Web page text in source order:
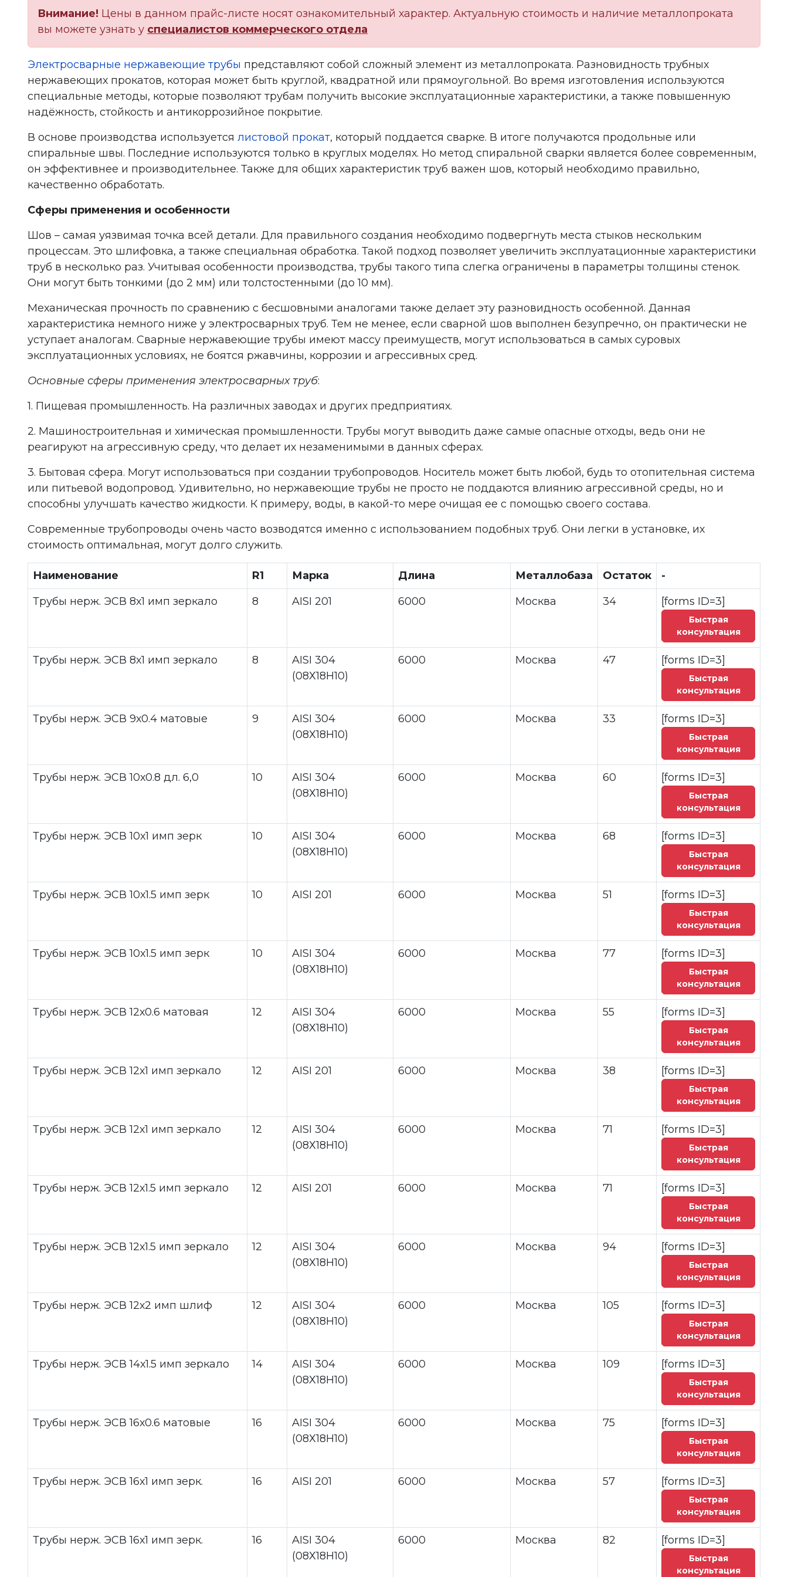
Внимание! Цены в данном прайс-листе носят ознакомительный характер. Актуальную стоимость и наличие металлопроката
вы можете узнать у специалистов коммерческого отдела
Электросварные нержавеющие трубы представляют собой сложный элемент из металлопроката. Разновидность трубных
нержавеющих прокатов, которая может быть круглой, квадратной или прямоугольной. Во время изготовления используются
специальные методы, которые позволяют трубам получить высокие эксплуатационные характеристики, а также повышенную
надёжность, стойкость и антикоррозийное покрытие.
В основе производства используется листовой прокат, который поддается сварке. В итоге получаются продольные или
спиральные швы. Последние используются только в круглых моделях. Но метод спиральной сварки является более современным,
он эффективнее и производительнее. Также для общих характеристик труб важен шов, который необходимо правильно,
качественно обработать.
Сферы применения и особенности
Шов – самая уязвимая точка всей детали. Для правильного создания необходимо подвергнуть места стыков нескольким
процессам. Это шлифовка, а также специальная обработка. Такой подход позволяет увеличить эксплуатационные характеристики
труб в несколько раз. Учитывая особенности производства, трубы такого типа слегка ограничены в параметры толщины стенок.
Они могут быть тонкими (до 2 мм) или толстостенными (до 10 мм).
Механическая прочность по сравнению с бесшовными аналогами также делает эту разновидность особенной. Данная
характеристика немного ниже у электросварных труб. Тем не менее, если сварной шов выполнен безупречно, он практически не
уступает аналогам. Сварные нержавеющие трубы имеют массу преимуществ, могут использоваться в самых суровых
эксплуатационных условиях, не боятся ржавчины, коррозии и агрессивных сред.
Основные сферы применения электросварных труб:
1. Пищевая промышленность. На различных заводах и других предприятиях.
2. Машиностроительная и химическая промышленности. Трубы могут выводить даже самые опасные отходы, ведь они не
реагируют на агрессивную среду, что делает их незаменимыми в данных сферах.
3. Бытовая сфера. Могут использоваться при создании трубопроводов. Носитель может быть любой, будь то отопительная система
или питьевой водопровод. Удивительно, но нержавеющие трубы не просто не поддаются влиянию агрессивной среды, но и
способны улучшать качество жидкости. К примеру, воды, в какой-то мере очищая ее с помощью своего состава.
Современные трубопроводы очень часто возводятся именно с использованием подобных труб. Они легки в установке, их
стоимость оптимальная, могут долго служить.
Наименование R1 Марка Длина Металлобаза Остаток
-
Трубы нерж. ЭСВ 8х1 имп зеркало
8 AISI 201 6000 Москва 34 [forms ID=3]
Быстрая
консультация
Трубы нерж. ЭСВ 8х1 имп зеркало 8
AISI 304
(08Х18Н10)
6000 Москва 47 [forms ID=3]
Быстрая
консультация
Трубы нерж. ЭСВ 9х0.4 матовые 9
AISI 304
(08Х18Н10)
6000 Москва 33 [forms ID=3]
Быстрая
консультация
Трубы нерж. ЭСВ 10х0.8 дл. 6,0 10
AISI 304
(08Х18Н10)
6000 Москва 60 [forms ID=3]
Быстрая
консультация
Трубы нерж. ЭСВ 10х1 имп зерк 10
AISI 304
(08Х18Н10)
6000 Москва 68 [forms ID=3]
Быстрая
консультация
Трубы нерж. ЭСВ 10х1.5 имп зерк 10 AISI 201 6000 Москва 51 [forms ID=3]
Быстрая
консультация
Трубы нерж. ЭСВ 10х1.5 имп зерк 10
AISI 304
(08Х18Н10)
6000 Москва 77 [forms ID=3]
Быстрая
консультация
Трубы нерж. ЭСВ 12х0.6 матовая 12
AISI 304
(08Х18Н10)
6000 Москва 55 [forms ID=3]
Быстрая
консультация
Трубы нерж. ЭСВ 12х1 имп зеркало 12 AISI 201 6000 Москва 38 [forms ID=3]
Быстрая
консультация
Трубы нерж. ЭСВ 12х1 имп зеркало 12
AISI 304
(08Х18Н10)
6000 Москва 71 [forms ID=3]
Быстрая
консультация
Трубы нерж. ЭСВ 12х1.5 имп зеркало 12 AISI 201 6000 Москва 71 [forms ID=3]
Быстрая
консультация
Трубы нерж. ЭСВ 12х1.5 имп зеркало 12
AISI 304
(08Х18Н10)
6000 Москва 94 [forms ID=3]
Быстрая
консультация
Трубы нерж. ЭСВ 12х2 имп шлиф 12
AISI 304
(08Х18Н10)
6000 Москва 105 [forms ID=3]
Быстрая
консультация
Трубы нерж. ЭСВ 14х1.5 имп зеркало 14
AISI 304
(08Х18Н10)
6000 Москва 109 [forms ID=3]
Быстрая
консультация
Трубы нерж. ЭСВ 16х0.6 матовые 16
AISI 304
(08Х18Н10)
6000 Москва 75 [forms ID=3]
Быстрая
консультация
Трубы нерж. ЭСВ 16х1 имп зерк. 16 AISI 201 6000 Москва 57 [forms ID=3]
Быстрая
консультация
Трубы нерж. ЭСВ 16х1 имп зерк. 16
AISI 304
(08Х18Н10)
6000 Москва 82 [forms ID=3]
Быстрая
консультация